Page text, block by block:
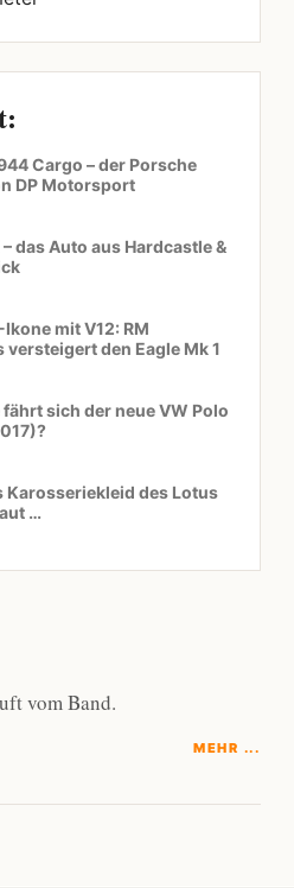
Cargo – der Porsche
DP Motorsport
das Auto aus Hardcastle &
mit V12: RM
versteigert den Eagle Mk 1
fährt sich der neue VW Polo
Karosseriekleid des Lotus
…
vom Band.
MEHR ...